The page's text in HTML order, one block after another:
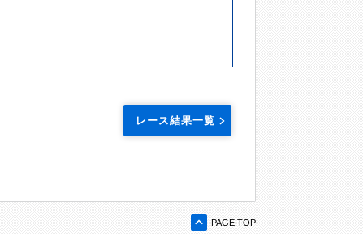
レース結果一覧
PAGE TOP